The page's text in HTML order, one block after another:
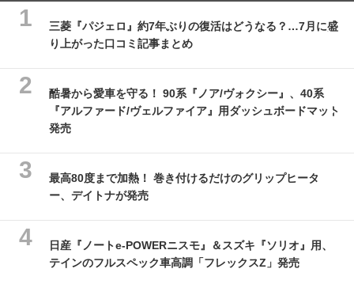
三菱『パジェロ』約7年ぶりの復活はどうなる？…7月に盛
り上がった口コミ記事まとめ
酷暑から愛車を守る！ 90系『ノア/ヴォクシー』、40系
『アルファード/ヴェルファイア』用ダッシュボードマット
発売
最高80度まで加熱！ 巻き付けるだけのグリップヒータ
ー、デイトナが発売
日産『ノートe-POWERニスモ』＆スズキ『ソリオ』用、
テインのフルスペック車高調「フレックスZ」発売